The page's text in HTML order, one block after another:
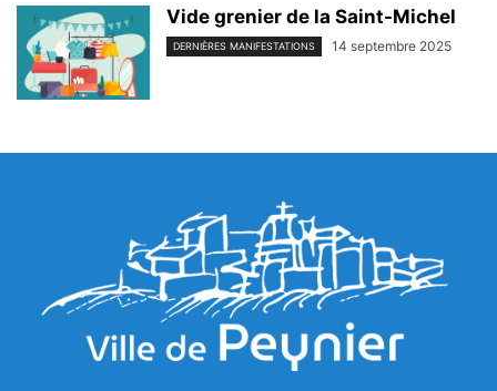
Vide grenier de la Saint-Michel
DERNIÈRES MANIFESTATIONS 14 septembre 2025